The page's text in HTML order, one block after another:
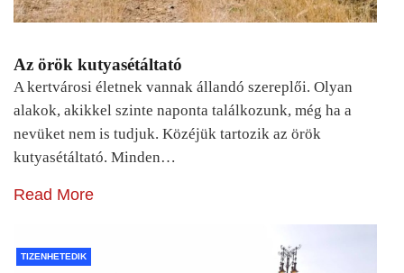
Az örök kutyasétáltató
A kertvárosi életnek vannak állandó szereplői. Olyan
alakok, akikkel szinte naponta találkozunk, még ha a
nevüket nem is tudjuk. Közéjük tartozik az örök
kutyasétáltató. Minden…
Read More
TIZENHETEDIK